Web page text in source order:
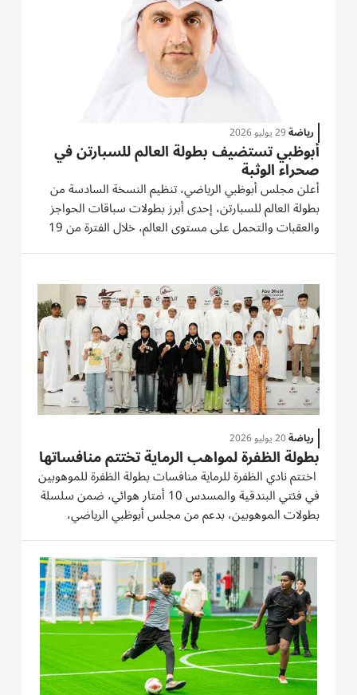
رياضة29 يوليو 2026
أبوظبي تستضيف بطولة العالم للسبارتن في
صحراء الوثبة
أعلن مجلس أبوظبي الرياضي، تنظيم النسخة السادسة من
بطولة العالم للسبارتن، إحدى أبرز بطولات سباقات الحواجز
والعقبات والتحمل على مستوى العالم، خلال الفترة من 19
إلى 22 نوفمبر 2026 في صحراء الوثبة بأبوظبي، بمشاركة
دول العالم. وتشهد...
رياضة20 يوليو 2026
بطولة الظفرة لمواهب الرماية تختتم منافساتها
اختتم نادي الظفرة للرماية منافسات بطولة الظفرة للموهوبين
في فئتي البندقية والمسدس 10 أمتار هوائي، ضمن سلسلة
بطولات الموهوبين، بدعم من مجلس أبوظبي الرياضي،
وبالتعاون مع اتحاد الإمارات للرماية ولجنة الإمارات لرعاية
المواهب الرياضية ودعم الرياضة الوطنية، بوزارة...